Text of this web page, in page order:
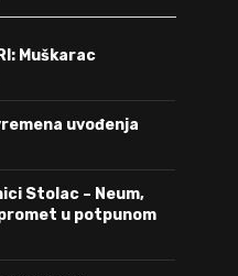
Muškarac
uvođenja
Stolac – Neum,
u potpunom